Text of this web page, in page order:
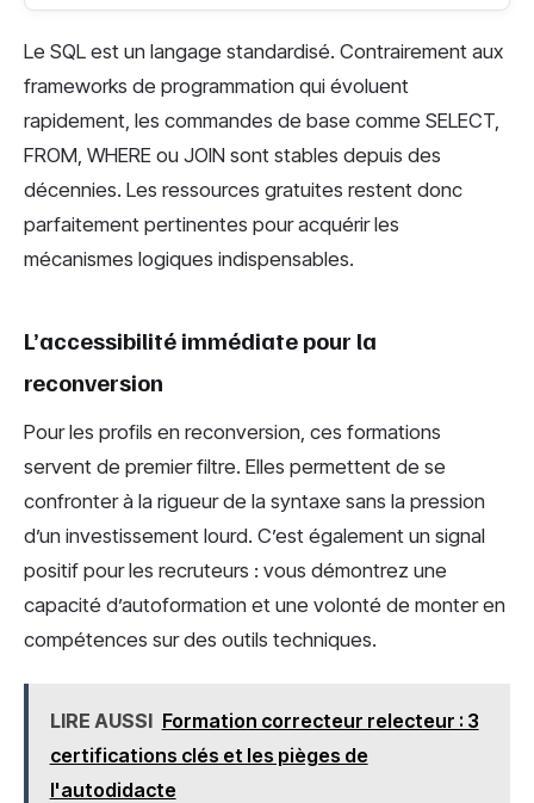
Le SQL est un langage standardisé. Contrairement aux
frameworks de programmation qui évoluent
rapidement, les commandes de base comme SELECT,
FROM, WHERE ou JOIN sont stables depuis des
décennies. Les ressources gratuites restent donc
parfaitement pertinentes pour acquérir les
mécanismes logiques indispensables.
L’accessibilité immédiate pour la
reconversion
Pour les profils en reconversion, ces formations
servent de premier filtre. Elles permettent de se
confronter à la rigueur de la syntaxe sans la pression
d’un investissement lourd. C’est également un signal
positif pour les recruteurs : vous démontrez une
capacité d’autoformation et une volonté de monter en
compétences sur des outils techniques.
LIRE AUSSI Formation correcteur relecteur : 3
certifications clés et les pièges de
l'autodidacte